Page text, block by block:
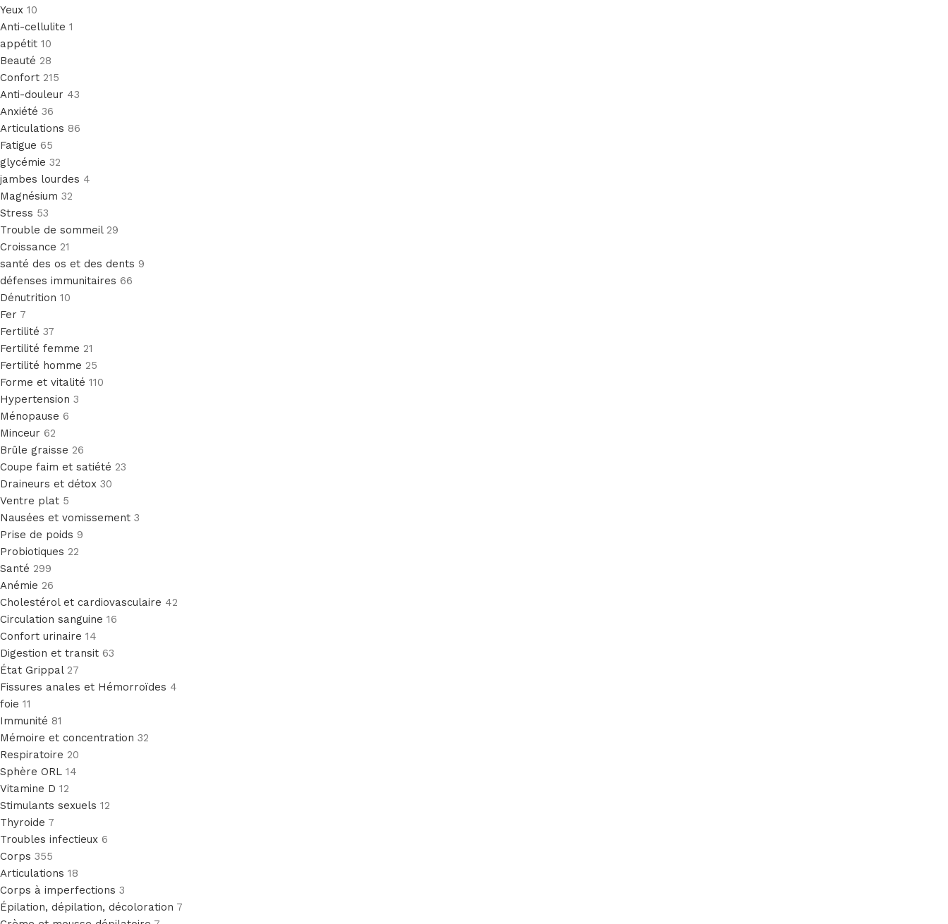
Yeux 10
Anti-cellulite 1
appétit 10
Beauté 28
Confort 215
Anti-douleur 43
Anxiété 36
Articulations 86
Fatigue 65
glycémie 32
jambes lourdes 4
Magnésium 32
Stress 53
Trouble de sommeil 29
Croissance 21
santé des os et des dents 9
défenses immunitaires 66
Dénutrition 10
Fer 7
Fertilité 37
Fertilité femme 21
Fertilité homme 25
Forme et vitalité 110
Hypertension 3
Ménopause 6
Minceur 62
Brûle graisse 26
Coupe faim et satiété 23
Draineurs et détox 30
Ventre plat 5
Nausées et vomissement 3
Prise de poids 9
Probiotiques 22
Santé 299
Anémie 26
Cholestérol et cardiovasculaire 42
Circulation sanguine 16
Confort urinaire 14
Digestion et transit 63
État Grippal 27
Fissures anales et Hémorroïdes 4
foie 11
Immunité 81
Mémoire et concentration 32
Respiratoire 20
Sphère ORL 14
Vitamine D 12
Stimulants sexuels 12
Thyroide 7
Troubles infectieux 6
Corps 355
Articulations 18
Corps à imperfections 3
Épilation, dépilation, décoloration 7